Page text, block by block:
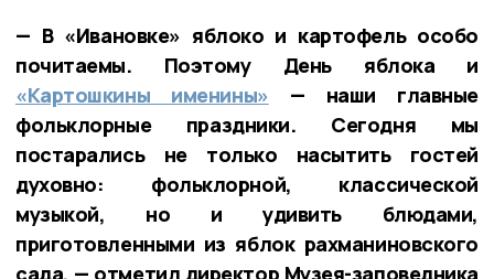
— В «Ивановке» яблоко и картофель особо
почитаемы. Поэтому День яблока и
«Картошкины именины» — наши главные
фольклорные праздники. Сегодня мы
постарались не только насытить гостей
духовно: фольклорной, классической
музыкой, но и удивить блюдами,
приготовленными из яблок рахманиновского
сада, — отметил директор Музея-заповедника